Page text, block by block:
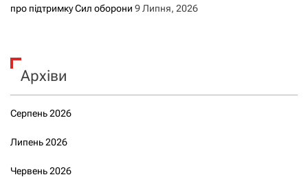
про підтримку Сил оборони 9 Липня, 2026
Архіви
Серпень 2026
Липень 2026
Червень 2026